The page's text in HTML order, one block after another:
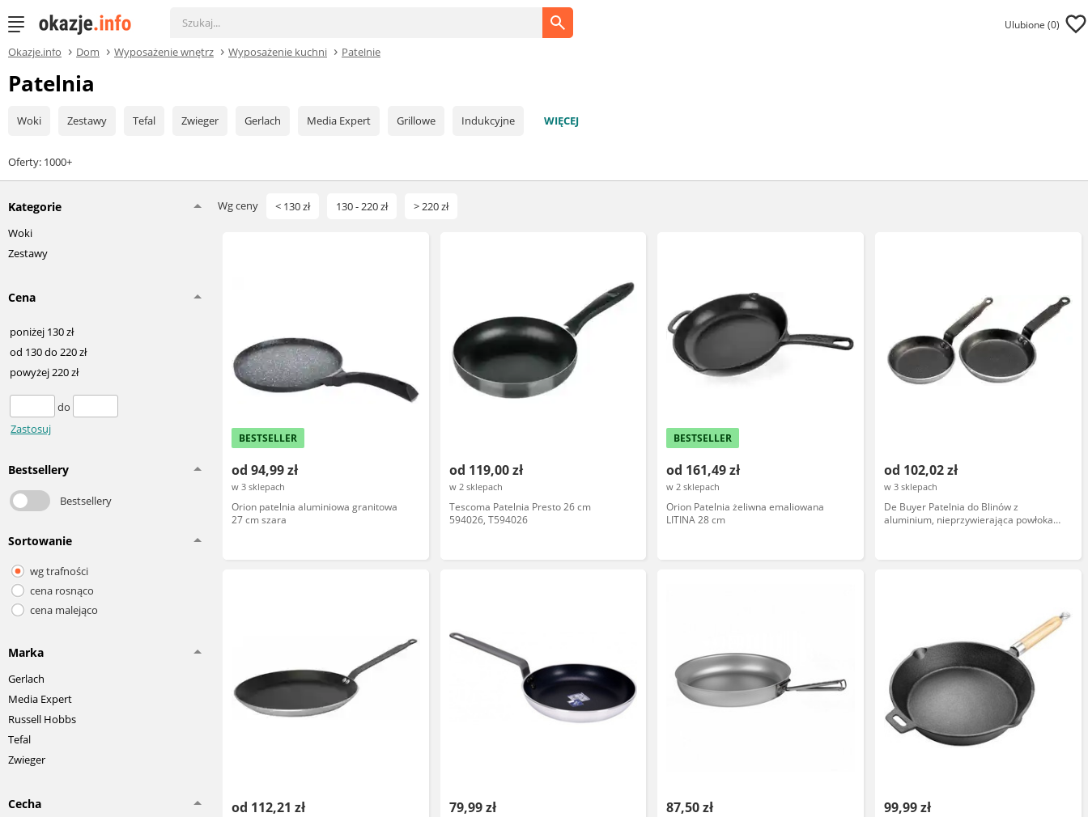
Ulubione (0)
Okazje.info Dom Wyposażenie wnętrz Wyposażenie kuchni Patelnie
Patelnia
Woki Zestawy Tefal Zwieger Gerlach Media Expert Grillowe Indukcyjne WIĘCEJ
Oferty: 1000+
Kategorie
Woki
Zestawy
Cena
poniżej 130 zł
od 130 do 220 zł
powyżej 220 zł
do
Zastosuj
Bestsellery
Bestsellery
Sortowanie
wg trafności
cena rosnąco
cena malejąco
Marka
Gerlach
Media Expert
Russell Hobbs
Tefal
Zwieger
Cecha
Wg ceny < 130 zł 130 - 220 zł > 220 zł
BESTSELLER
od 94,99 zł
w 3 sklepach
Orion patelnia aluminiowa granitowa
27 cm szara
od 119,00 zł
w 2 sklepach
Tescoma Patelnia Presto 26 cm
594026, T594026
BESTSELLER
od 161,49 zł
w 2 sklepach
Orion Patelnia żeliwna emaliowana
LITINA 28 cm
od 102,02 zł
w 3 sklepach
De Buyer Patelnia do Blinów z
aluminium, nieprzywierająca powłoka
od 112,21 zł 79,99 zł 87,50 zł 99,99 zł